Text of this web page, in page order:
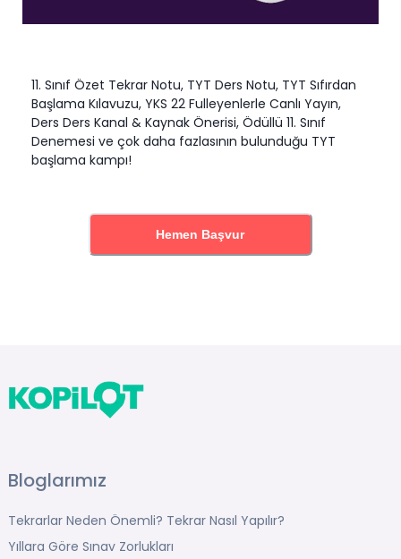
11. Sınıf Özet Tekrar Notu, TYT Ders Notu, TYT Sıfırdan
Başlama Kılavuzu, YKS 22 Fulleyenlerle Canlı Yayın,
Ders Ders Kanal & Kaynak Önerisi, Ödüllü 11. Sınıf
Denemesi ve çok daha fazlasının bulunduğu TYT
başlama kampı!
Hemen Başvur
Bloglarımız
Tekrarlar Neden Önemli? Tekrar Nasıl Yapılır?
Yıllara Göre Sınav Zorlukları